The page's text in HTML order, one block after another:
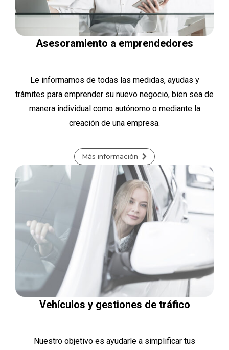
Asesoramiento a emprendedores
Le informamos de todas las medidas, ayudas y
trámites para emprender su nuevo negocio, bien sea de
manera individual como autónomo o mediante la
creación de una empresa.
Más información
Vehículos y gestiones de tráfico
Nuestro objetivo es ayudarle a simplificar tus